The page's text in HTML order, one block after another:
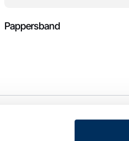
Pappersband